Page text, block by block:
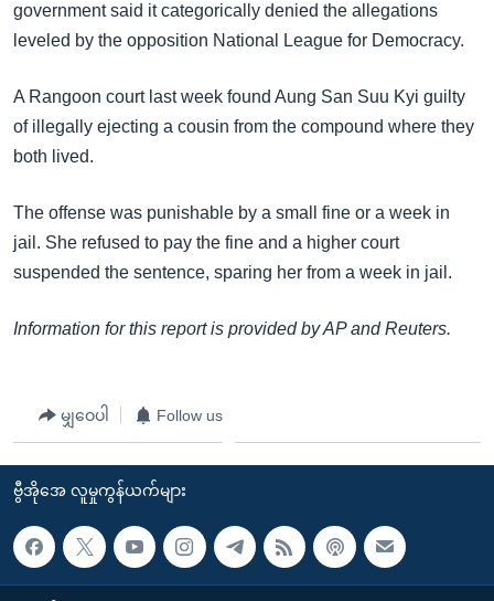
သို့
ကျော်
ကြည့်
ရှာဖွေ
ရန်
နေရာ
ကျော်
သုတပဒေသာ အင်္ဂလိပ်စာ
Learning English
ဗွီအိုအေ လူမှုကွန်ယက်များ
government said it categorically denied the allegations
leveled by the opposition National League for Democracy.
A Rangoon court last week found Aung San Suu Kyi guilty
of illegally ejecting a cousin from the compound where they
both lived.
The offense was punishable by a small fine or a week in
jail. She refused to pay the fine and a higher court
suspended the sentence, sparing her from a week in jail.
Information for this report is provided by AP and Reuters.
မျှဝေပါ Follow us
ဗွီအိုအေ လူမှုကွန်ယက်များ